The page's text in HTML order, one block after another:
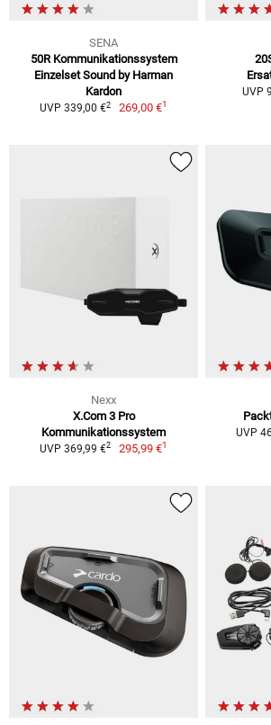
SENA
50R Kommunikationssystem
Einzelset Sound by Harman
Kardon
UVP 339,00 €2 269,00 €1
UVP
Nexx
X.Com 3 Pro
Kommunikationssystem
UVP 369,99 €2 295,99 €1
UVP